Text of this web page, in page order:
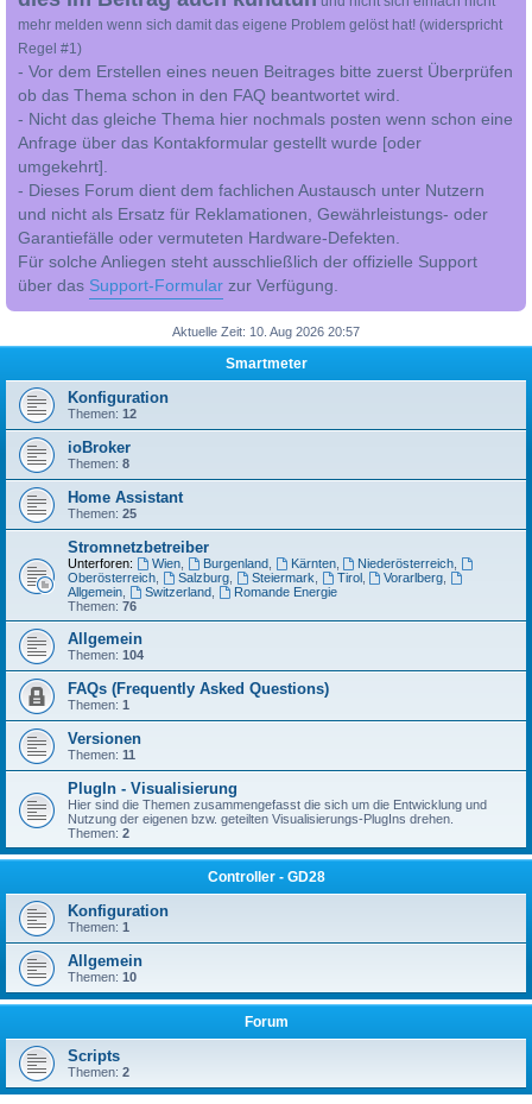
mehr melden wenn sich damit das eigene Problem gelöst hat! (widerspricht
Regel #1)
- Vor dem Erstellen eines neuen Beitrages bitte zuerst Überprüfen
ob das Thema schon in den FAQ beantwortet wird.
- Nicht das gleiche Thema hier nochmals posten wenn schon eine
Anfrage über das Kontakformular gestellt wurde [oder
umgekehrt].
- Dieses Forum dient dem fachlichen Austausch unter Nutzern
und nicht als Ersatz für Reklamationen, Gewährleistungs- oder
Garantiefälle oder vermuteten Hardware-Defekten.
Für solche Anliegen steht ausschließlich der offizielle Support
über das Support-Formular zur Verfügung.
Aktuelle Zeit: 10. Aug 2026 20:57
Smartmeter
Konfiguration
Themen: 12
ioBroker
Themen: 8
Home Assistant
Themen: 25
Stromnetzbetreiber
Unterforen: Wien, Burgenland, Kärnten, Niederösterreich
Oberösterreich
Salzburg, Steiermark Tirol, Vorarlberg
Allgemein
Switzerland,
Romande Energie
Themen: 76
Allgemein
Themen: 104
FAQs (Frequently Asked Questions)
Themen: 1
Versionen
Themen: 11
PlugIn - Visualisierung
Hier sind die Themen zusammengefasst die sich um die Entwicklung und
Nutzung der eigenen bzw. geteilten Visualisierungs-PlugIns drehen.
Themen: 2
Controller - GD28
Konfiguration
Themen: 1
Allgemein
Themen: 10
Forum
Scripts
Themen: 2